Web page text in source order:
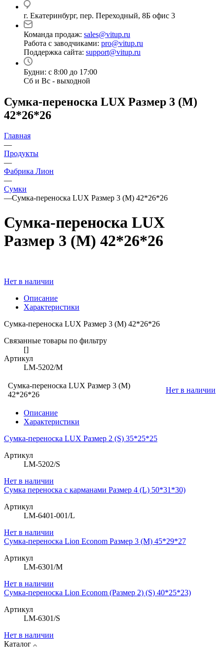
г. Екатеринбург, пер. Переходный, 8Б офис 3
Команда продаж: sales@vitup.ru
Работа с заводчиками: pro@vitup.ru
Поддержка сайта: support@vitup.ru
Будни: с 8:00 до 17:00
Сб и Вс - выходной
Сумка-переноска LUX Размер 3 (M)
42*26*26
Главная
—
Продукты
—
Фабрика Лион
—
Сумки
—Сумка-переноска LUX Размер 3 (M) 42*26*26
Сумка-переноска LUX
Размер 3 (M) 42*26*26
Нет в наличии
Описание
Характеристики
Сумка-переноска LUX Размер 3 (M) 42*26*26
Связанные товары по фильтру
[]
Артикул
LM-5202/M
Сумка-переноска LUX Размер 3 (M)
42*26*26
Нет в наличии
Описание
Характеристики
Сумка-переноска LUX Размер 2 (S) 35*25*25
Артикул
LM-5202/S
Нет в наличии
Сумка переноска с карманами Размер 4 (L) 50*31*30)
Артикул
LM-6401-001/L
Нет в наличии
Сумка-переноска Lion Econom Размер 3 (M) 45*29*27
Артикул
LM-6301/M
Нет в наличии
Сумка-переноска Lion Econom (Размер 2) (S) 40*25*23)
Артикул
LM-6301/S
Нет в наличии
Каталог